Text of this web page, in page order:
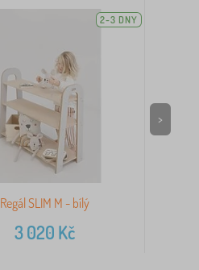
2-3 DNY
Regál SLIM M - bílý
3 020 Kč
>